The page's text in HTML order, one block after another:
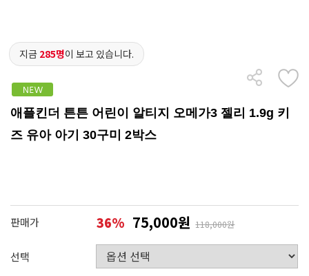
지금 285명이 보고 있습니다.
애플킨더 튼튼 어린이 알티지 오메가3 젤리 1.9g 키
즈 유아 아기 30구미 2박스
판매가 36% 75,000원 118,000원
선택